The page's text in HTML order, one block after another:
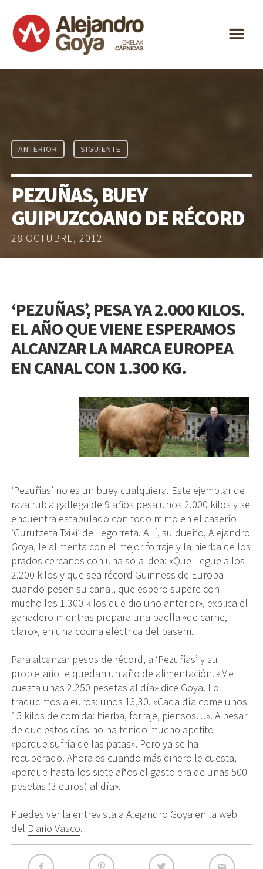
m
ALEJANDRO
GOYA
EU
ANTERIOR SIGUIENTE
PEZUÑAS, BUEY
GUIPUZCOANO DE RÉCORD
28 OCTUBRE, 2012
‘PEZUÑAS’, PESA YA 2.000 KILOS.
EL AÑO QUE VIENE ESPERAMOS
ALCANZAR LA MARCA EUROPEA
EN CANAL CON 1.300 KG.
‘Pezuñas’ no es un buey cualquiera. Este ejemplar de
raza rubia gallega de 9 años pesa unos 2.000 kilos y se
encuentra estabulado con todo mimo en el caserío
‘Gurutzeta Txiki’ de Legorreta. Allí, su dueño, Alejandro
Goya, le alimenta con el mejor forraje y la hierba de los
prados cercanos con una sola idea: «Que llegue a los
2.200 kilos y que sea récord Guinness de Europa
cuando pesen su canal, que espero supere con
mucho los 1.300 kilos que dio uno anterior», explica el
ganadero mientras prepara una paella «de carne,
claro», en una cocina eléctrica del baserri.
Para alcanzar pesos de récord, a ‘Pezuñas’ y su
propietario le quedan un año de alimentación. «Me
cuesta unas 2.250 pesetas al día» dice Goya. Lo
traducimos a euros: unos 13,30. «Cada día come unos
15 kilos de comida: hierba, forraje, piensos…». A pesar
de que estos días no ha tenido mucho apetito
«porque sufría de las patas». Pero ya se ha
recuperado. Ahora es cuando más dinero le cuesta,
«porque hasta los siete años el gasto era de unas 500
pesetas (3 euros) al día».
Puedes ver la entrevista a Alejandro Goya en la web
del Diario Vasco.